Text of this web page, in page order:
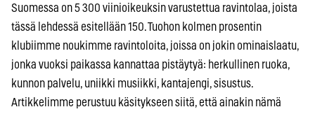
Suomessa on 5 300 viinioikeuksin varustettua ravintolaa, joista
tässä lehdessä esitellään 150. Tuohon kolmen prosentin
klubiimme noukimme ravintoloita, joissa on jokin ominaislaatu,
jonka vuoksi paikassa kannattaa pistäytyä: herkullinen ruoka,
kunnon palvelu, uniikki musiikki, kantajengi, sisustus.
Artikkelimme perustuu käsitykseen siitä, että ainakin nämä